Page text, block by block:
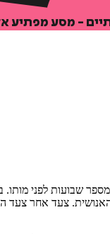
- מסע מפתיע
שבועות לפני מותו.
צעד אחר צעד